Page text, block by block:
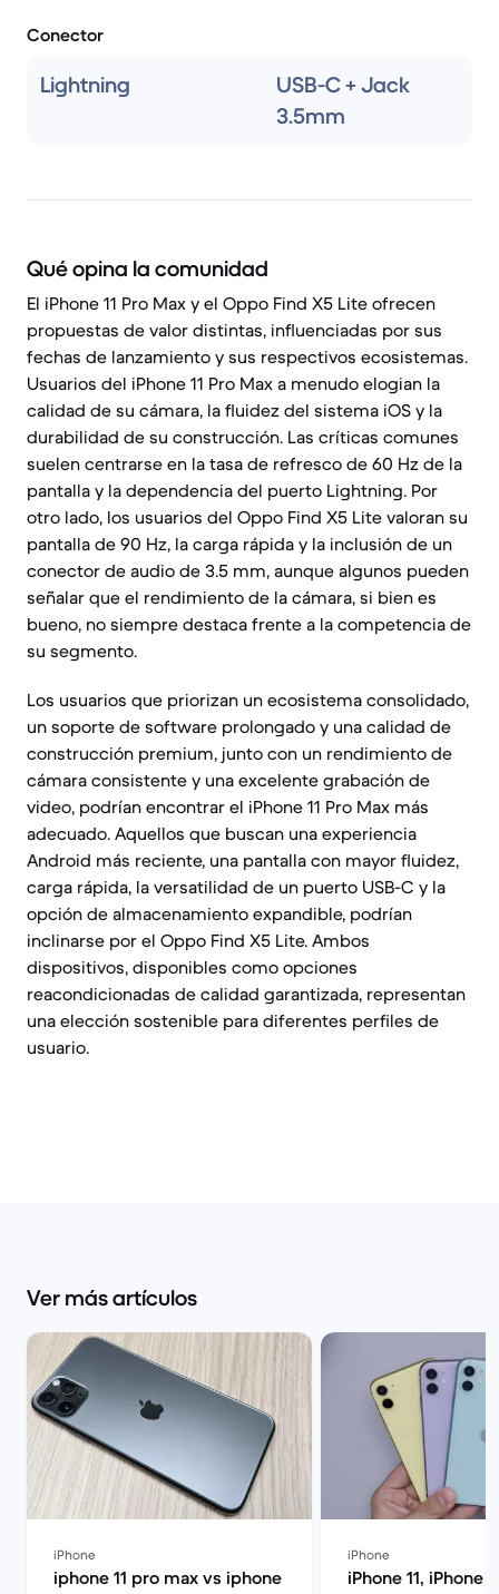
Conector
Lightning
USB-C + Jack
3.5mm
Qué opina la comunidad
El iPhone 11 Pro Max y el Oppo Find X5 Lite ofrecen
propuestas de valor distintas, influenciadas por sus
fechas de lanzamiento y sus respectivos ecosistemas.
Usuarios del iPhone 11 Pro Max a menudo elogian la
calidad de su cámara, la fluidez del sistema iOS y la
durabilidad de su construcción. Las críticas comunes
suelen centrarse en la tasa de refresco de 60 Hz de la
pantalla y la dependencia del puerto Lightning. Por
otro lado, los usuarios del Oppo Find X5 Lite valoran su
pantalla de 90 Hz, la carga rápida y la inclusión de un
conector de audio de 3.5 mm, aunque algunos pueden
señalar que el rendimiento de la cámara, si bien es
bueno, no siempre destaca frente a la competencia de
su segmento.
Los usuarios que priorizan un ecosistema consolidado,
un soporte de software prolongado y una calidad de
construcción premium, junto con un rendimiento de
cámara consistente y una excelente grabación de
video, podrían encontrar el iPhone 11 Pro Max más
adecuado. Aquellos que buscan una experiencia
Android más reciente, una pantalla con mayor fluidez,
carga rápida, la versatilidad de un puerto USB-C y la
opción de almacenamiento expandible, podrían
inclinarse por el Oppo Find X5 Lite. Ambos
dispositivos, disponibles como opciones
reacondicionadas de calidad garantizada, representan
una elección sostenible para diferentes perfiles de
usuario.
Ver más artículos
iPhone
iphone 11 pro max vs iphone
iPhone
iPhone 11, iPhone